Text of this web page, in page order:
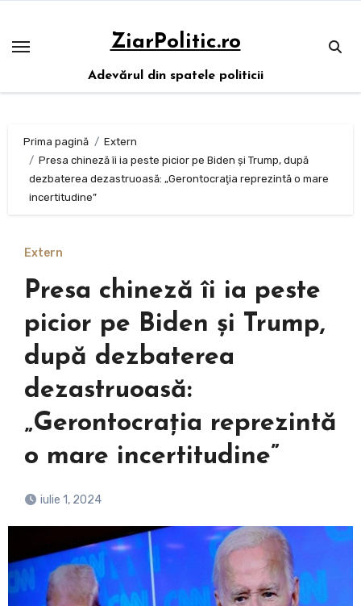
conținut
ZiarPolitic.ro
Adevărul din spatele politicii
Prima pagină
Extern
Presa chineză îi ia peste picior pe Biden și Trump, după
dezbaterea dezastruoasă: „Gerontocraţia reprezintă o mare
incertitudine”
Extern
Presa chineză îi ia peste
picior pe Biden și Trump,
după dezbaterea
dezastruoasă:
„Gerontocraţia reprezintă
o mare incertitudine”
iulie 1, 2024